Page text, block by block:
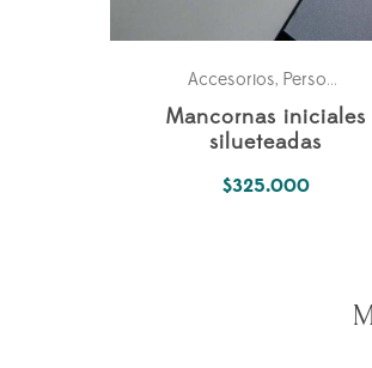
Accesorios, Personales
Mancornas iniciales
silueteadas
$325.000